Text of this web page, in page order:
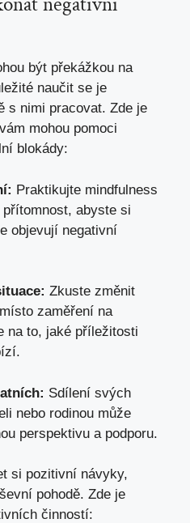
být překážkou na
naučit se je
s nimi pracovat. Zde je
mohou pomoci
blokády:
Praktikujte mindfulness
abyste si
objevují negativní
Zkuste změnit
zaměření na
na to, jaké příležitosti
Sdílení svých
nebo rodinou může
perspektivu a podporu.
si pozitivní návyky,
pohodě. Zde je
činností: